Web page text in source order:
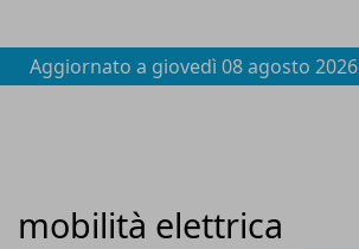
Aggiornato a giovedì 08 agosto 2026
mobilità elettrica